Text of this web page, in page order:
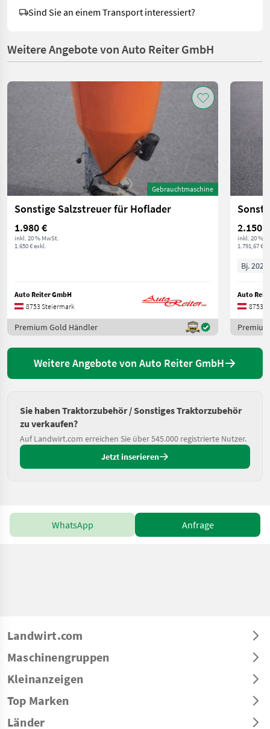
Sind Sie an einem Transport interessiert?
Weitere Angebote von Auto Reiter GmbH
Gebrauchtmaschine
Sonstige Salzstreuer für Hoflader
1.980 €
inkl. 20 % MwSt.
1.650 € exkl.
Auto Reiter GmbH
8753 Steiermark
Premium Gold Händler
2.150 €
inkl. 20 %
1.791,67 €
Bj. 2025
Auto
8753
Weitere Angebote von Auto Reiter GmbH
Sie haben Traktorzubehör / Sonstiges Traktorzubehör
zu verkaufen?
Auf Landwirt.com erreichen Sie über 545.000 registrierte Nutzer.
Jetzt inserieren
WhatsApp Anfrage
Landwirt.com
Maschinengruppen
Kleinanzeigen
Top Marken
Länder